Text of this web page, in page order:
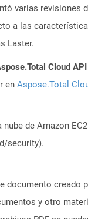
varias
a las
Laster.
Cloud
en Aspose.Total
de Amazon
security).
creado
y otro